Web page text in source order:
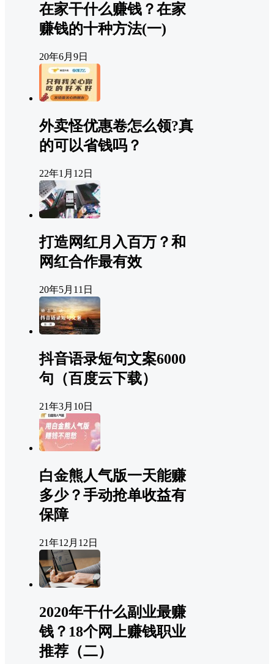
在家干什么赚钱？在家
赚钱的十种方法(一)
20年6月9日
外卖怪优惠卷怎么领?真
的可以省钱吗？
22年1月12日
打造网红月入百万？和
网红合作最有效
20年5月11日
抖音语录短句文案6000
句（百度云下载）
21年3月10日
白金熊人气版一天能赚
多少？手动抢单收益有
保障
21年12月12日
2020年干什么副业最赚
钱？18个网上赚钱职业
推荐（二）